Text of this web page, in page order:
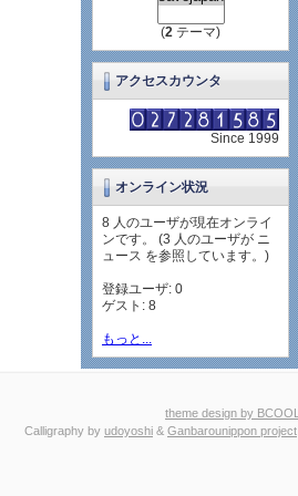
(2 テーマ)
アクセスカウンタ
Since 1999
オンライン状況
8 人のユーザが現在オンライ
ンです。 (3 人のユーザが ニ
ュース を参照しています。)
登録ユーザ: 0
ゲスト: 8
もっと...
theme design by BCOOL
Calligraphy by udoyoshi & Ganbarounippon project